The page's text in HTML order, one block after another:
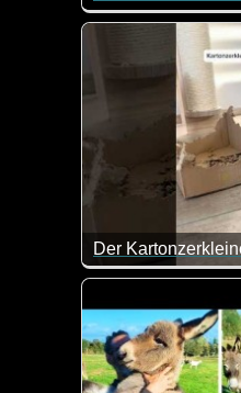
Immer wieder
Der
Den sollte man